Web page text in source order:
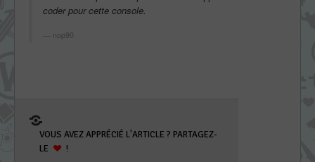
coder pour cette console.
nop90
VOUS AVEZ APPRÉCIÉ L'ARTICLE ? PARTAGEZ-
LE
!